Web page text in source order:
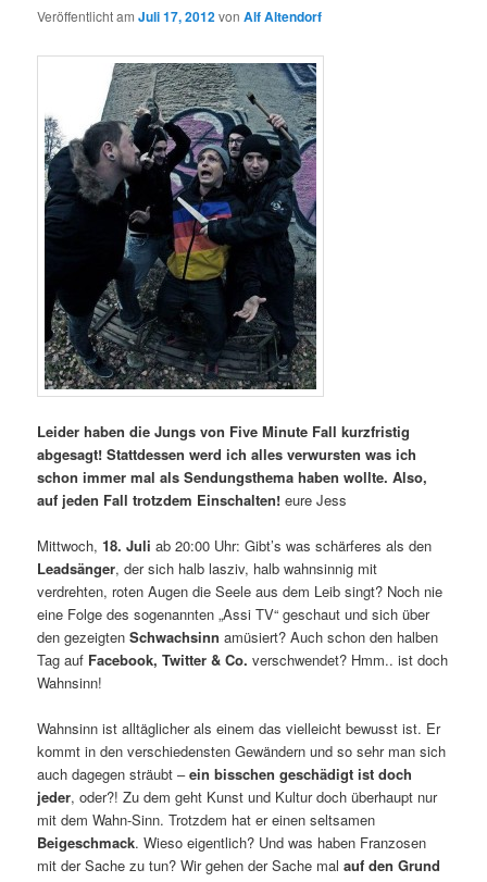
Veröffentlicht amJuli 17, 2012vonAlf Altendorf
Leider haben die Jungs von Five Minute Fall kurzfristig
abgesagt! Stattdessen werd ich alles verwursten was ich
schon immer mal als Sendungsthema haben wollte. Also,
auf jeden Fall trotzdem Einschalten!eure Jess
Mittwoch,18. Juli ab 20:00 Uhr: Gibt’s was schärferes als den
Leadsänger, der sich halb lasziv, halb wahnsinnig mit
verdrehten, roten Augen die Seele aus dem Leib singt? Noch nie
eine Folge des sogenannten „Assi TV“ geschaut und sich über
den gezeigten Schwachsinn amüsiert? Auch schon den halben
Tag auf Facebook, Twitter & Co. verschwendet? Hmm.. ist doch
Wahnsinn!
Wahnsinn ist alltäglicher als einem das vielleicht bewusst ist. Er
kommt in den verschiedensten Gewändern und so sehr man sich
auch dagegen sträubt –ein bisschen geschädigt ist doch
jeder, oder?! Zu dem geht Kunst und Kultur doch überhaupt nur
mit dem Wahn-Sinn. Trotzdem hat er einen seltsamen
Beigeschmack. Wieso eigentlich? Und was haben Franzosen
mit der Sache zu tun? Wir gehen der Sache malauf den Grund